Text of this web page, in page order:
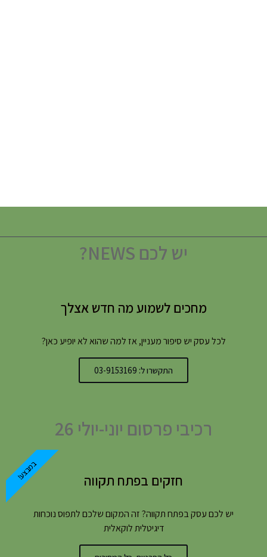
יש לכם NEWS?
מחכים לשמוע מה חדש אצלך
לכל עסק יש סיפור מעניין, אז למה שהוא לא יופיע כאן?
התקשרו ל: 03-9153169
רכיבי פרסום יוני-יולי 26
חזקים בפתח תקווה
יש לכם עסק בפתח תקווה? זה המקום שלכם לתפוס נוכחות
דיגיטלית לוקאלית
במבצע!